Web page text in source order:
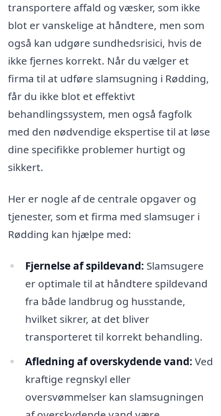
transportere affald og væsker, som ikke
blot er vanskelige at håndtere, men som
også kan udgøre sundhedsrisici, hvis de
ikke fjernes korrekt. Når du vælger et
firma til at udføre slamsugning i Rødding,
får du ikke blot et effektivt
behandlingssystem, men også fagfolk
med den nødvendige ekspertise til at løse
dine specifikke problemer hurtigt og
sikkert.
Her er nogle af de centrale opgaver og
tjenester, som et firma med slamsuger i
Rødding kan hjælpe med:
Fjernelse af spildevand: Slamsugere
er optimale til at håndtere spildevand
fra både landbrug og husstande,
hvilket sikrer, at det bliver
transporteret til korrekt behandling.
Afledning af overskydende vand: Ved
kraftige regnskyl eller
oversvømmelser kan slamsugningen